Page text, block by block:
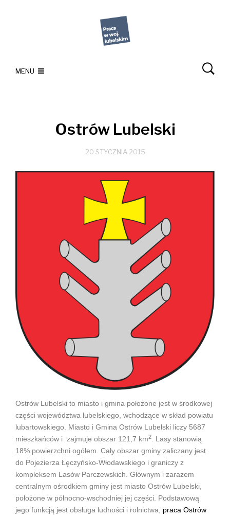
MENU
Ostrów Lubelski
20 STYCZNIA 2015
Ostrów Lubelski to miasto i gmina położone jest w środkowej
części województwa lubelskiego, wchodzące w skład powiatu
lubartowskiego. Miasto i Gmina Ostrów Lubelski liczy 5687
mieszkańców i zajmuje obszar 121,7 km2
. Lasy stanowią
18% powierzchni ogółem. Cały obszar gminy zaliczany jest
do Pojezierza Łęczyńsko-Włodawskiego i graniczy z
kompleksem Lasów Parczewskich. Głównym i zarazem
centralnym ośrodkiem gminy jest miasto Ostrów Lubelski,
położone w północno-wschodniej jej części. Podstawową
jego funkcją jest obsługa ludności i rolnictwa, praca Ostrów